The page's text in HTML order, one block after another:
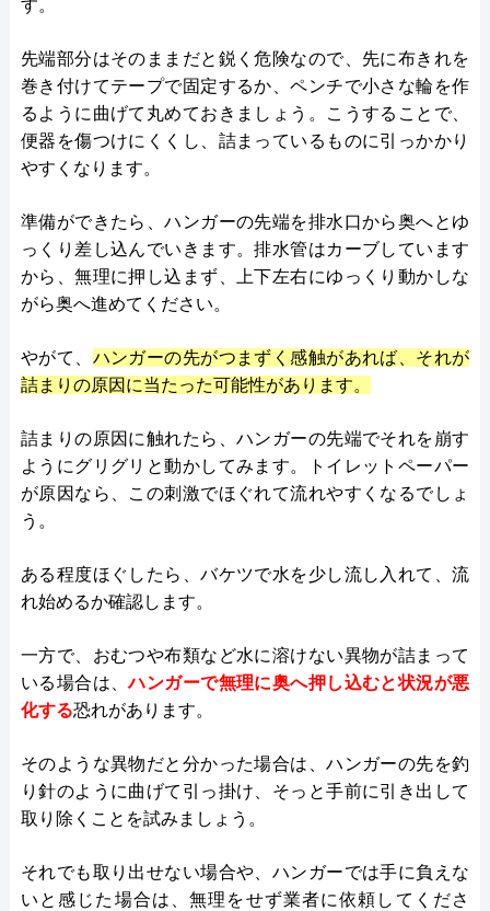
す。
先端部分はそのままだと鋭く危険なので、先に布きれを
巻き付けてテープで固定するか、ペンチで小さな輪を作
るように曲げて丸めておきましょう。こうすることで、
便器を傷つけにくくし、詰まっているものに引っかかり
やすくなります。
準備ができたら、ハンガーの先端を排水口から奥へとゆ
っくり差し込んでいきます。排水管はカーブしています
から、無理に押し込まず、上下左右にゆっくり動かしな
がら奥へ進めてください。
やがて、 ハンガーの先がつまずく感触があれば、それが
詰まりの原因に当たった可能性があります。
詰まりの原因に触れたら、ハンガーの先端でそれを崩す
ようにグリグリと動かしてみます。トイレットペーパー
が原因なら、この刺激でほぐれて流れやすくなるでしょ
う。
ある程度ほぐしたら、バケツで水を少し流し入れて、流
れ始めるか確認します。
一方で、おむつや布類など水に溶けない異物が詰まって
いる場合は、ハンガーで無理に奥へ押し込むと状況が悪
化する恐れがあります。
そのような異物だと分かった場合は、ハンガーの先を釣
り針のように曲げて引っ掛け、そっと手前に引き出して
取り除くことを試みましょう。
それでも取り出せない場合や、ハンガーでは手に負えな
いと感じた場合は、無理をせず業者に依頼してくださ